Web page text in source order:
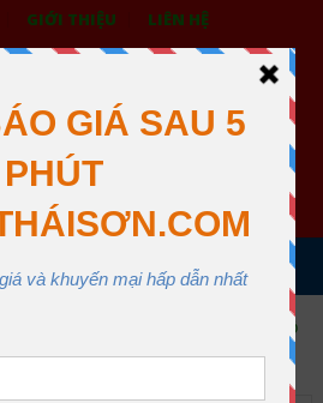
GIỚI THIỆU LIÊN HỆ
ĐỘNG THÁI SƠN
THÁI SƠN QUẬN 12
Search
Áo gile bảo hộ